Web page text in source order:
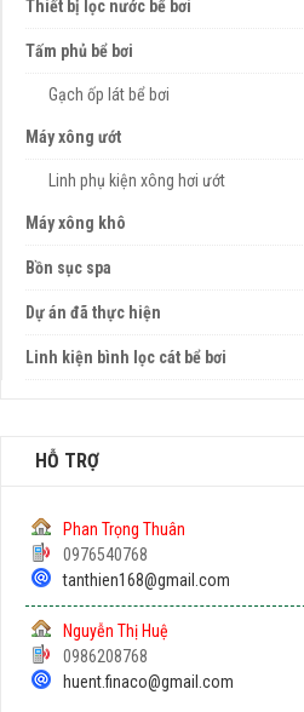
Thiết bị lọc nước bể bơi
Tấm phủ bể bơi
Gạch ốp lát bể bơi
Máy xông ướt
Linh phụ kiện xông hơi ướt
Máy xông khô
Bồn sục spa
Dự án đã thực hiện
Linh kiện bình lọc cát bể bơi
HỖ TRỢ
Phan Trọng Thuân
0976540768
tanthien168@gmail.com
Nguyễn Thị Huệ
0986208768
huent.finaco@gmail.com